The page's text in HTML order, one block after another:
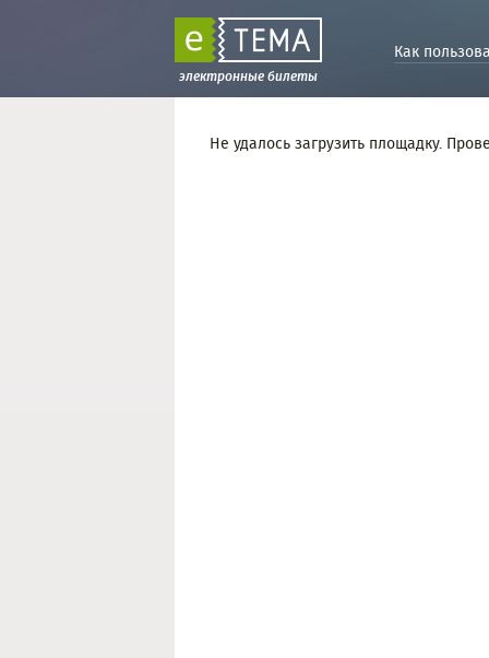
электронные билеты
Как
Не удалось загрузить площадку.